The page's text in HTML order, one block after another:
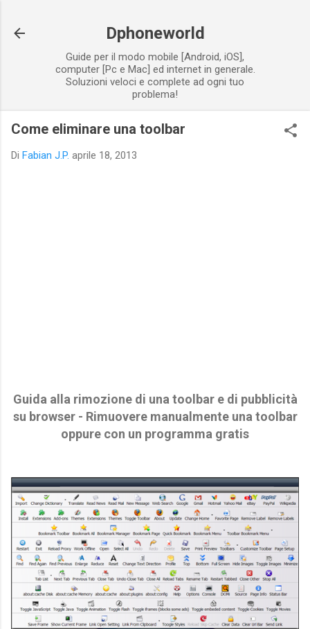
Dphoneworld
Guide per il modo mobile [Android, iOS],
computer [Pc e Mac] ed internet in generale.
Soluzioni veloci e complete ad ogni tuo
problema!
Come eliminare una toolbar
Di Fabian J.P. aprile 18, 2013
Guida alla rimozione di una toolbar e di pubblicità
su browser - Rimuovere manualmente una toolbar
oppure con un programma gratis